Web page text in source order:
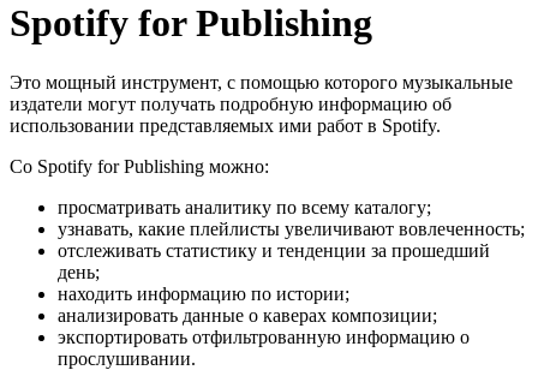
Spotify for Publishing
Это мощный инструмент, с помощью которого музыкальные
издатели могут получать подробную информацию об
использовании представляемых ими работ в Spotify.
Со Spotify for Publishing можно:
просматривать аналитику по всему каталогу;
узнавать, какие плейлисты увеличивают вовлеченность;
отслеживать статистику и тенденции за прошедший
день;
находить информацию по истории;
анализировать данные о каверах композиции;
экспортировать отфильтрованную информацию о
прослушивании.